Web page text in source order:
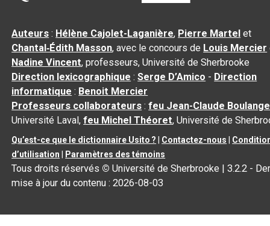
Auteurs : Hélène Cajolet-Laganière, Pierre Martel et
Chantal‑Édith Masson, avec le concours de Louis Mercier
Nadine Vincent, professeurs, Université de Sherbrooke
Direction lexicographique :Serge D’Amico - Direction
informatique : Benoit Mercier
Professeurs collaborateurs :feu Jean-Claude
Université Laval,feu Michel Théoret, Université de
Qu’est-ce que le dictionnaire Usito ? Contactez-nous
d’utilisation
Paramètres des témoins
Tous droits réservés © Université de Sherbrooke |3.2.2 -
mise à jour du contenu :2026-08-03